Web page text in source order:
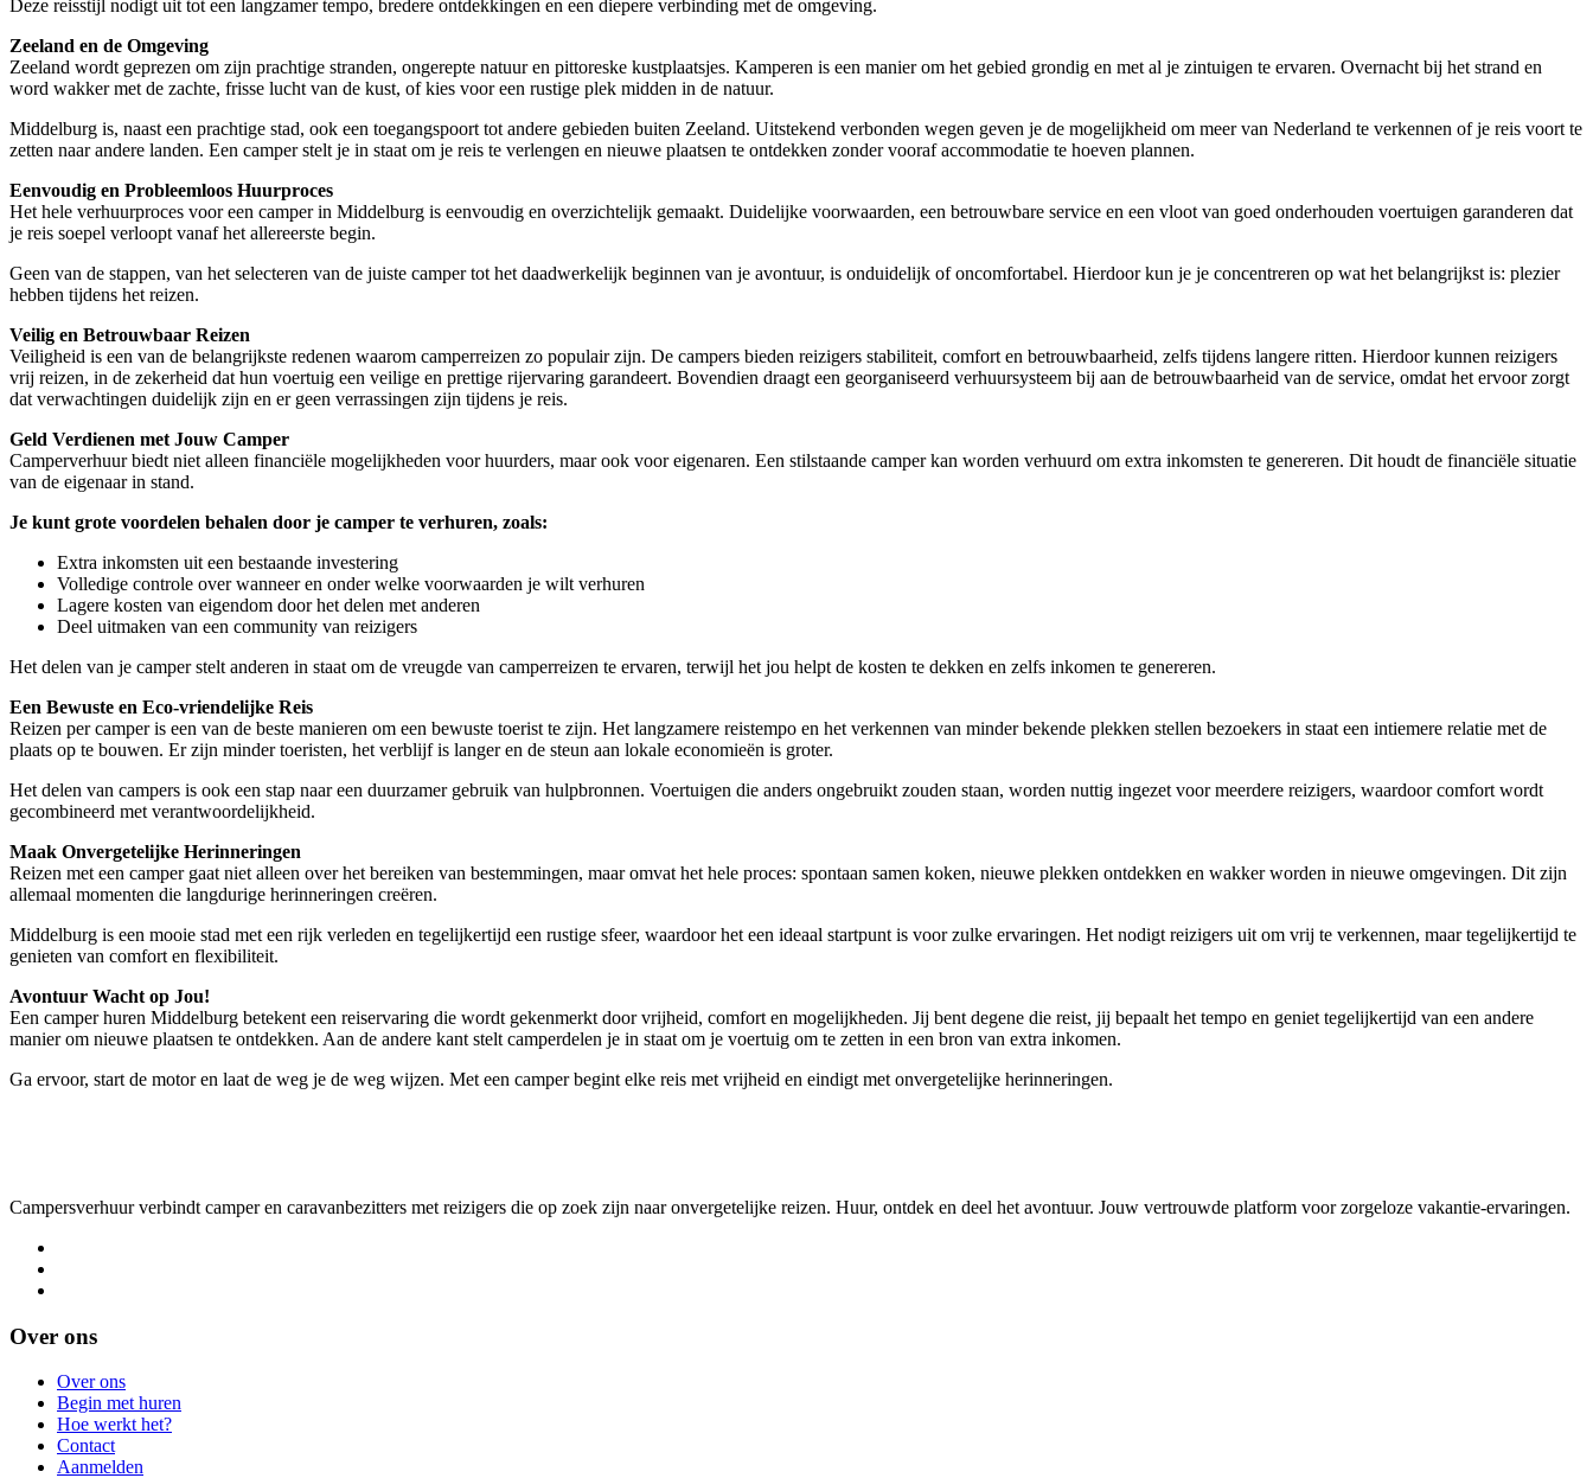
Deze reisstijl nodigt uit tot een langzamer tempo, bredere ontdekkingen en een diepere verbinding met de omgeving.
Zeeland en de Omgeving
Zeeland wordt geprezen om zijn prachtige stranden, ongerepte natuur en pittoreske kustplaatsjes. Kamperen is een manier om het gebied grondig en met al je zintuigen te ervaren. Overnacht bij het strand en
word wakker met de zachte, frisse lucht van de kust, of kies voor een rustige plek midden in de natuur.
Middelburg is, naast een prachtige stad, ook een toegangspoort tot andere gebieden buiten Zeeland. Uitstekend verbonden wegen geven je de mogelijkheid om meer van Nederland te verkennen of je reis voort te
zetten naar andere landen. Een camper stelt je in staat om je reis te verlengen en nieuwe plaatsen te ontdekken zonder vooraf accommodatie te hoeven plannen.
Eenvoudig en Probleemloos Huurproces
Het hele verhuurproces voor een camper in Middelburg is eenvoudig en overzichtelijk gemaakt. Duidelijke voorwaarden, een betrouwbare service en een vloot van goed onderhouden voertuigen garanderen dat
je reis soepel verloopt vanaf het allereerste begin.
Geen van de stappen, van het selecteren van de juiste camper tot het daadwerkelijk beginnen van je avontuur, is onduidelijk of oncomfortabel. Hierdoor kun je je concentreren op wat het belangrijkst is: plezier
hebben tijdens het reizen.
Veilig en Betrouwbaar Reizen
Veiligheid is een van de belangrijkste redenen waarom camperreizen zo populair zijn. De campers bieden reizigers stabiliteit, comfort en betrouwbaarheid, zelfs tijdens langere ritten. Hierdoor kunnen reizigers
vrij reizen, in de zekerheid dat hun voertuig een veilige en prettige rijervaring garandeert. Bovendien draagt een georganiseerd verhuursysteem bij aan de betrouwbaarheid van de service, omdat het ervoor zorgt
dat verwachtingen duidelijk zijn en er geen verrassingen zijn tijdens je reis.
Geld Verdienen met Jouw Camper
Camperverhuur biedt niet alleen financiële mogelijkheden voor huurders, maar ook voor eigenaren. Een stilstaande camper kan worden verhuurd om extra inkomsten te genereren. Dit houdt de financiële situatie
van de eigenaar in stand.
Je kunt grote voordelen behalen door je camper te verhuren, zoals:
Extra inkomsten uit een bestaande investering
Volledige controle over wanneer en onder welke voorwaarden je wilt verhuren
Lagere kosten van eigendom door het delen met anderen
Deel uitmaken van een community van reizigers
Het delen van je camper stelt anderen in staat om de vreugde van camperreizen te ervaren, terwijl het jou helpt de kosten te dekken en zelfs inkomen te genereren.
Een Bewuste en Eco-vriendelijke Reis
Reizen per camper is een van de beste manieren om een bewuste toerist te zijn. Het langzamere reistempo en het verkennen van minder bekende plekken stellen bezoekers in staat een intiemere relatie met de
plaats op te bouwen. Er zijn minder toeristen, het verblijf is langer en de steun aan lokale economieën is groter.
Het delen van campers is ook een stap naar een duurzamer gebruik van hulpbronnen. Voertuigen die anders ongebruikt zouden staan, worden nuttig ingezet voor meerdere reizigers, waardoor comfort wordt
gecombineerd met verantwoordelijkheid.
Maak Onvergetelijke Herinneringen
Reizen met een camper gaat niet alleen over het bereiken van bestemmingen, maar omvat het hele proces: spontaan samen koken, nieuwe plekken ontdekken en wakker worden in nieuwe omgevingen. Dit zijn
allemaal momenten die langdurige herinneringen creëren.
Middelburg is een mooie stad met een rijk verleden en tegelijkertijd een rustige sfeer, waardoor het een ideaal startpunt is voor zulke ervaringen. Het nodigt reizigers uit om vrij te verkennen, maar tegelijkertijd te
genieten van comfort en flexibiliteit.
Avontuur Wacht op Jou!
Een camper huren Middelburg betekent een reiservaring die wordt gekenmerkt door vrijheid, comfort en mogelijkheden. Jij bent degene die reist, jij bepaalt het tempo en geniet tegelijkertijd van een andere
manier om nieuwe plaatsen te ontdekken. Aan de andere kant stelt camperdelen je in staat om je voertuig om te zetten in een bron van extra inkomen.
Ga ervoor, start de motor en laat de weg je de weg wijzen. Met een camper begint elke reis met vrijheid en eindigt met onvergetelijke herinneringen.
Campersverhuur verbindt camper en caravanbezitters met reizigers die op zoek zijn naar onvergetelijke reizen. Huur, ontdek en deel het avontuur. Jouw vertrouwde platform voor zorgeloze vakantie-ervaringen.
Over ons
Over ons
Begin met huren
Hoe werkt het?
Contact
Aanmelden